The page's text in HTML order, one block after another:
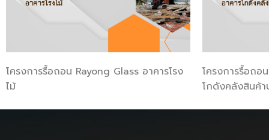
โครงการรื้อถอน Rayong Glass อาคารโรง
ไม้
โครงการรื้อถอ
โกดังคลังสินค้า